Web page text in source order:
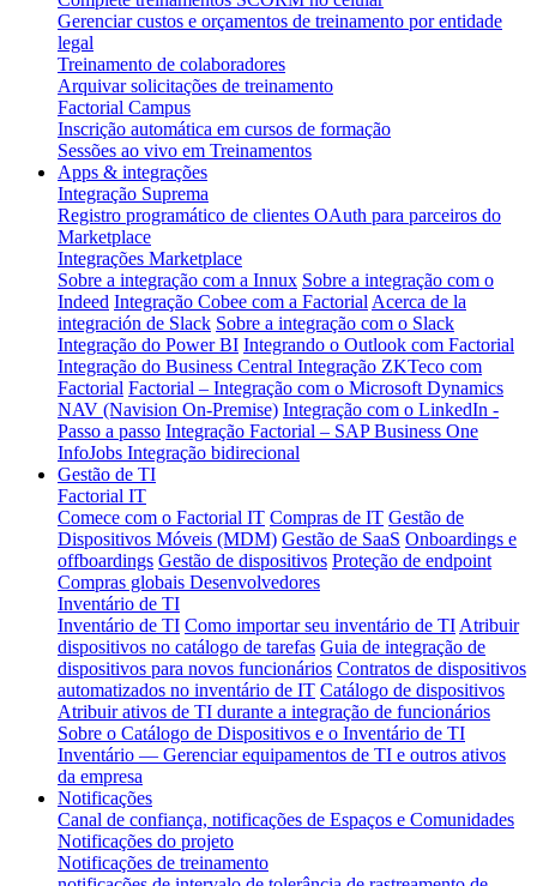
Gerenciar custos e orçamentos de treinamento por entidade
legal
Treinamento de colaboradores
Arquivar solicitações de treinamento
Factorial Campus
Inscrição automática em cursos de formação
Sessões ao vivo em Treinamentos
Apps & integrações
Integração Suprema
Registro programático de clientes OAuth para parceiros do
Marketplace
Integrações Marketplace
Sobre a integração com a Innux Sobre a integração com o
Indeed Integração Cobee com a Factorial Acerca de la
integración de Slack Sobre a integração com o Slack
Integração do Power BI Integrando o Outlook com Factorial
Integração do Business Central Integração ZKTeco com
Factorial Factorial – Integração com o Microsoft Dynamics
NAV (Navision On-Premise) Integração com o LinkedIn -
Passo a passo Integração Factorial – SAP Business One
InfoJobs Integração bidirecional
Gestão de TI
Factorial IT
Comece com o Factorial IT Compras de IT Gestão de
Dispositivos Móveis (MDM) Gestão de SaaS Onboardings e
offboardings Gestão de dispositivos Proteção de endpoint
Compras globais Desenvolvedores
Inventário de TI
Inventário de TI Como importar seu inventário de TI Atribuir
dispositivos no catálogo de tarefas Guia de integração de
dispositivos para novos funcionários Contratos de dispositivos
automatizados no inventário de IT Catálogo de dispositivos
Atribuir ativos de TI durante a integração de funcionários
Sobre o Catálogo de Dispositivos e o Inventário de TI
Inventário — Gerenciar equipamentos de TI e outros ativos
da empresa
Notificações
Canal de confiança, notificações de Espaços e Comunidades
Notificações do projeto
Notificações de treinamento